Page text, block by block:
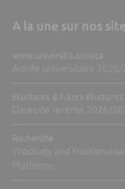
A la une sur nos
www.universita.corsica
Année universitaire
Etudiants & futurs étudiants
Dates de rentrée 2026/
Recherche
Topology and
Platforms